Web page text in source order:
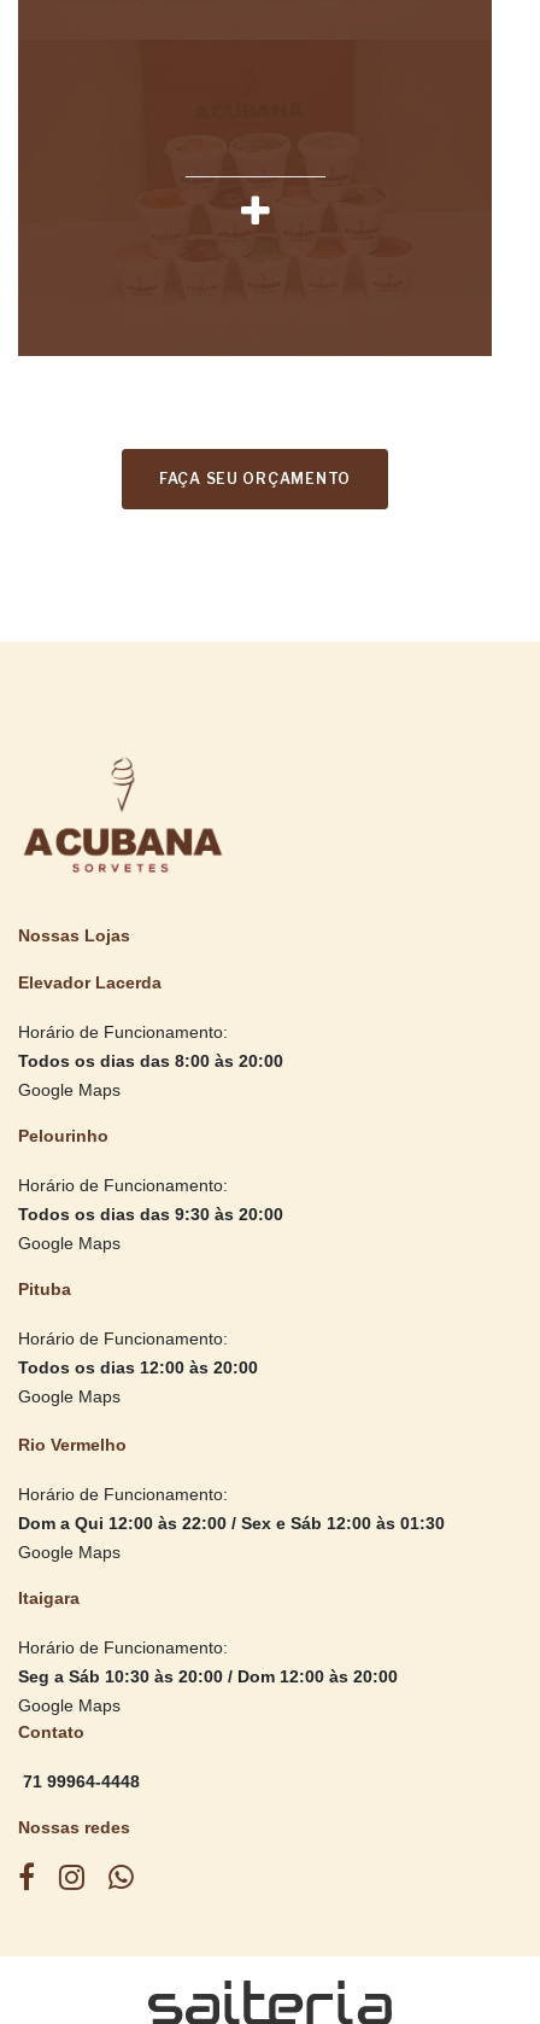
FAÇA SEU ORÇAMENTO
Nossas Lojas
Elevador Lacerda
Horário de Funcionamento:
Todos os dias das 8:00 às 20:00
Google Maps
Pelourinho
Horário de Funcionamento:
Todos os dias das 9:30 às 20:00
Google Maps
Pituba
Horário de Funcionamento:
Todos os dias 12:00 às 20:00
Google Maps
Rio Vermelho
Horário de Funcionamento:
Dom a Qui 12:00 às 22:00 / Sex e Sáb 12:00 às 01:30
Google Maps
Itaigara
Horário de Funcionamento:
Seg a Sáb 10:30 às 20:00 / Dom 12:00 às 20:00
Google Maps
Contato
71 99964-4448
Nossas redes